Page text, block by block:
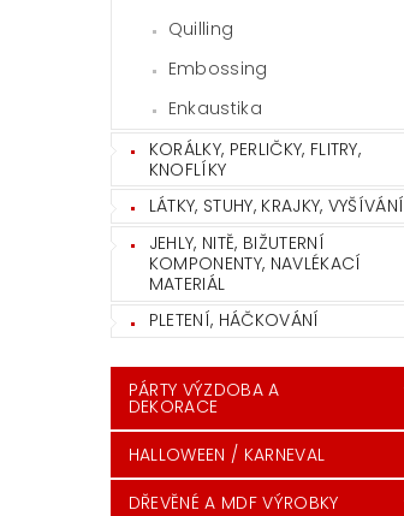
Quilling
Embossing
Enkaustika
KORÁLKY, PERLIČKY, FLITRY,
KNOFLÍKY
LÁTKY, STUHY, KRAJKY, VYŠÍVÁNÍ
JEHLY, NITĚ, BIŽUTERNÍ
KOMPONENTY, NAVLÉKACÍ
MATERIÁL
PLETENÍ, HÁČKOVÁNÍ
PÁRTY VÝZDOBA A
DEKORACE
HALLOWEEN / KARNEVAL
DŘEVĚNÉ A MDF VÝROBKY